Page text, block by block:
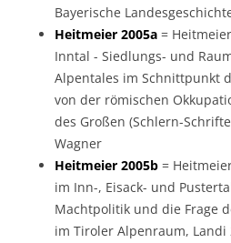
Bayerische
Heitmeier 2005a =
Inntal - Siedlungs- und
Alpentales im Schnittpunkt
von der römischen
des Großen (Schlern-
Wagner
Heitmeier 2005b =
im Inn-, Eisack- und
Machtpolitik und die Frage
im Tiroler Alpenraum, Landi